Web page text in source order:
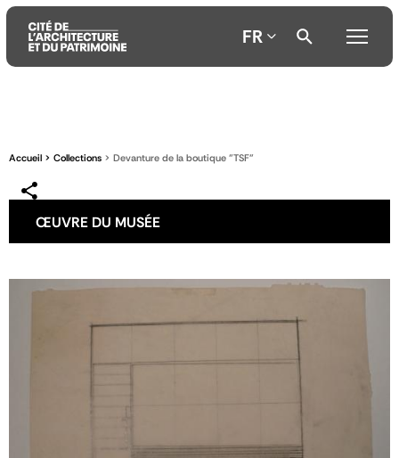
contenu
menu
la
FR
Accueil Collections Devanture de la boutique "TSF"
ŒUVRE DU MUSÉE